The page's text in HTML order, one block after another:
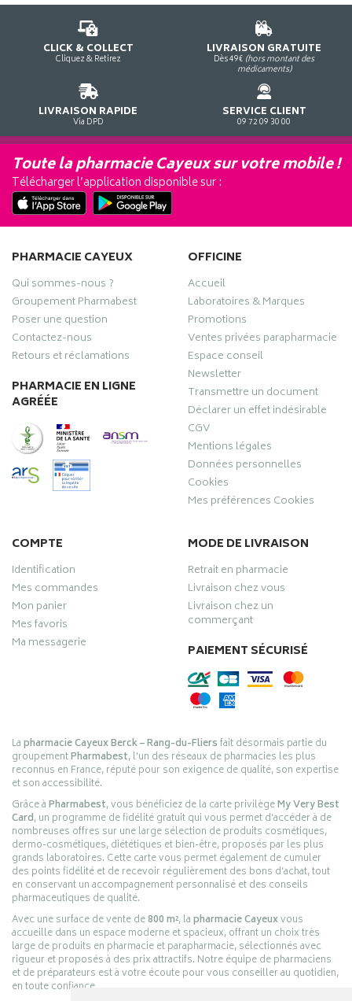
CLICK & COLLECT
Cliquez & Retirez
LIVRAISON GRATUITE
Dès 49€ (hors montant des
médicaments)
LIVRAISON RAPIDE
Via DPD
SERVICE CLIENT
09 72 09 30 00
Toute la pharmacie Cayeux sur votre mobile !
Télécharger l’application disponible sur :
PHARMACIE CAYEUX
Qui sommes-nous ?
Groupement Pharmabest
Poser une question
Contactez-nous
Retours et réclamations
PHARMACIE EN LIGNE
AGRÉÉE
OFFICINE
Accueil
Laboratoires & Marques
Promotions
Ventes privées parapharmacie
Espace conseil
Newsletter
Transmettre un document
Déclarer un effet indésirable
CGV
Mentions légales
Données personnelles
Cookies
Mes préférences Cookies
COMPTE
Identification
Mes commandes
Mon panier
Mes favoris
Ma messagerie
MODE DE LIVRAISON
Retrait en pharmacie
Livraison chez vous
Livraison chez un
commerçant
PAIEMENT SÉCURISÉ
Lapharmacie Cayeux Berck – Rang-du-Fliersfait désormais partie du
groupementPharmabest, l’un des réseaux de pharmacies les plus
reconnus en France, réputé pour son exigence de qualité, son expertise
et son accessibilité.
Grâce àPharmabest, vous bénéficiez de la carte privilègeMy Very Best
Card, un programme de fidélité gratuit qui vous permet d’accéder à de
nombreuses offres sur une large sélection de produits cosmétiques,
dermo-cosmétiques, diététiques et bien-être, proposés par les plus
grands laboratoires. Cette carte vous permet également de cumuler
des points fidélité et de recevoir régulièrement des bons d’achat, tout
en conservant un accompagnement personnalisé et des conseils
pharmaceutiques de qualité.
Avec une surface de vente de800 m², lapharmacie Cayeuxvous
accueille dans un espace moderne et spacieux, offrant un choix très
large de produits en pharmacie et parapharmacie, sélectionnés avec
rigueur et proposés à des prix attractifs. Notre équipe de pharmaciens
et de préparateurs est à votre écoute pour vous conseiller au quotidien,
en toute confiance.